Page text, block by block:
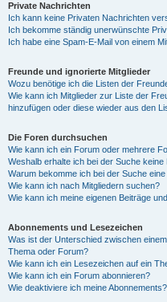
Private Nachrichten
Ich kann keine Privaten Nachrichten
Ich bekomme ständig unerwünschte
Ich habe eine Spam-E-Mail von einem
Freunde und ignorierte Mitglieder
Wozu benötige ich die Listen der
Wie kann ich Mitglieder zur Liste der
hinzufügen oder diese wieder aus den
Die Foren durchsuchen
Wie kann ich ein Forum oder mehrere
Weshalb erhalte ich bei der Suche keine
Warum bekomme ich bei der Suche
Wie kann ich nach Mitgliedern suchen?
Wie kann ich meine eigenen Beiträge
Abonnements und Lesezeichen
Was ist der Unterschied zwischen
Thema oder Forum?
Wie kann ich ein Lesezeichen auf ein
Wie kann ich ein Forum abonnieren?
Wie deaktiviere ich meine Abonnements?